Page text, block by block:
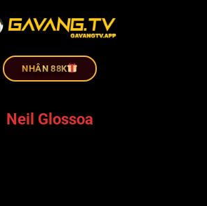
NHÂN 88K
Neil Glossoa